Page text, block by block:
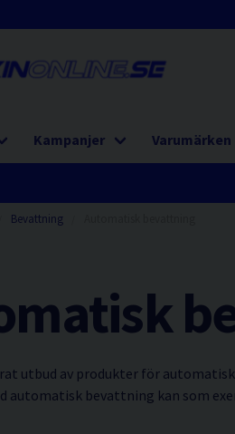
Kampanjer Varumärken
Bevattning
utbud av produkter för
automatisk bevattning kan som